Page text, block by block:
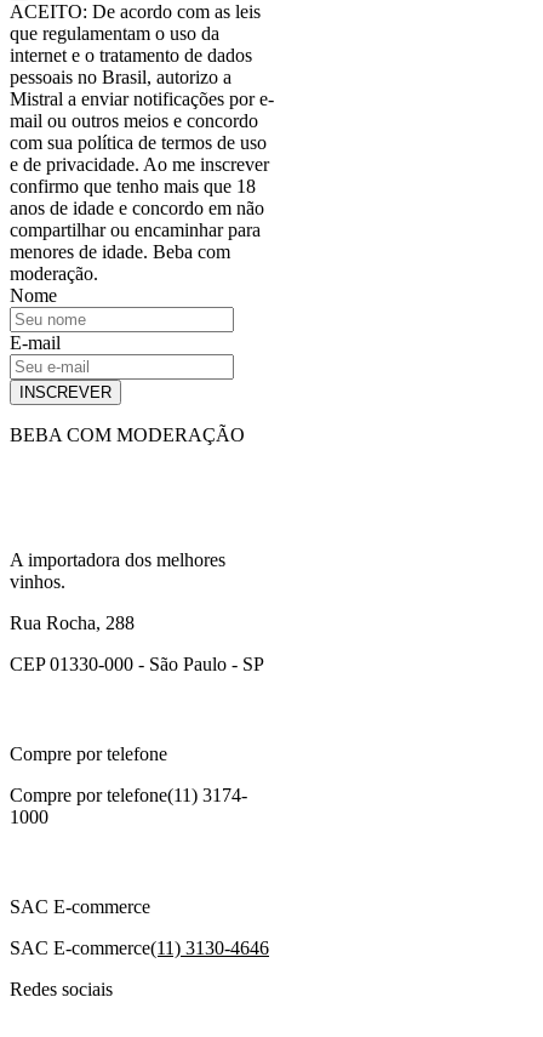
ACEITO: De acordo com as leis
que regulamentam o uso da
internet e o tratamento de dados
pessoais no Brasil, autorizo a
Mistral a enviar notificações por e-
mail ou outros meios e concordo
com sua política de termos de uso
e de privacidade. Ao me inscrever
confirmo que tenho mais que 18
anos de idade e concordo em não
compartilhar ou encaminhar para
menores de idade. Beba com
moderação.
Nome
E-mail
INSCREVER
BEBA COM MODERAÇÃO
A importadora dos melhores
vinhos.
Rua Rocha, 288
CEP 01330-000 - São Paulo - SP
Compre por telefone
Compre por telefone(11) 3174-
1000
SAC E-commerce
SAC E-commerce(11) 3130-4646
Redes sociais